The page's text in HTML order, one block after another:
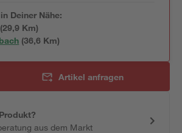
Deiner Nähe:
(29,9 Km)
(36,6 Km)
Artikel anfragen
aus dem Markt